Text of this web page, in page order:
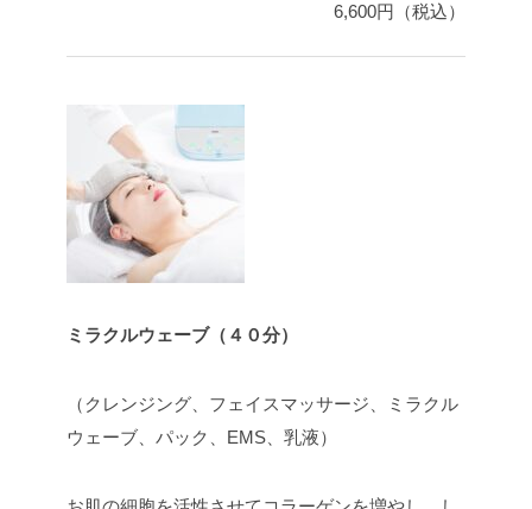
6,600円（税込）
ミラクルウェーブ（４０分）
（クレンジング、フェイスマッサージ、ミラクル
ウェーブ、パック、EMS、乳液）